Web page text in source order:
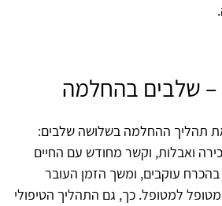
– שלבים בהחלמה
את תהליך ההחלמה בשלושה שלבים:
ואבלות, וקשר מחודש עם החיים
עוקבים, ומשך הזמן העובר
למטופל. כך, גם התהליך הטיפולי